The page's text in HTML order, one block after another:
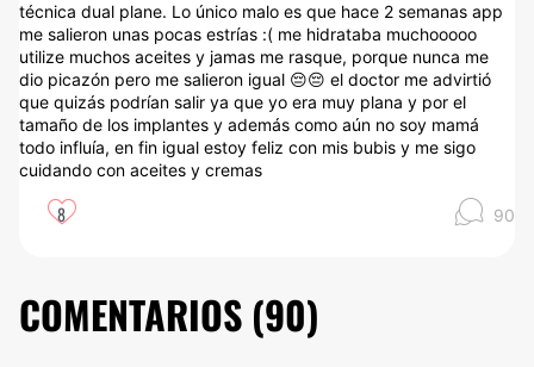
técnica dual plane. Lo único malo es que hace 2 semanas app
me salieron unas pocas estrías :( me hidrataba muchooooo
utilize muchos aceites y jamas me rasque, porque nunca me
dio picazón pero me salieron igual 😔😔 el doctor me advirtió
que quizás podrían salir ya que yo era muy plana y por el
tamaño de los implantes y además como aún no soy mamá
todo influía, en fin igual estoy feliz con mis bubis y me sigo
cuidando con aceites y cremas
8 90
COMENTARIOS (90)